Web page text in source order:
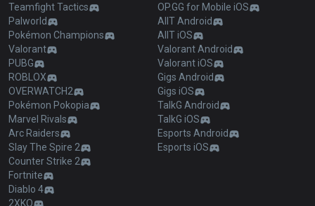
Teamfight Tactics
Palworld
Pokémon Champions
Valorant
PUBG
ROBLOX
OVERWATCH2
Pokémon Pokopia
Marvel Rivals
Arc Raiders
Slay The Spire 2
Counter Strike 2
Fortnite
Diablo 4
2XKO
OP.GG for Mobile iOS
AllT Android
AllT iOS
Valorant Android
Valorant iOS
Gigs Android
Gigs iOS
TalkG Android
TalkG iOS
Esports Android
Esports iOS